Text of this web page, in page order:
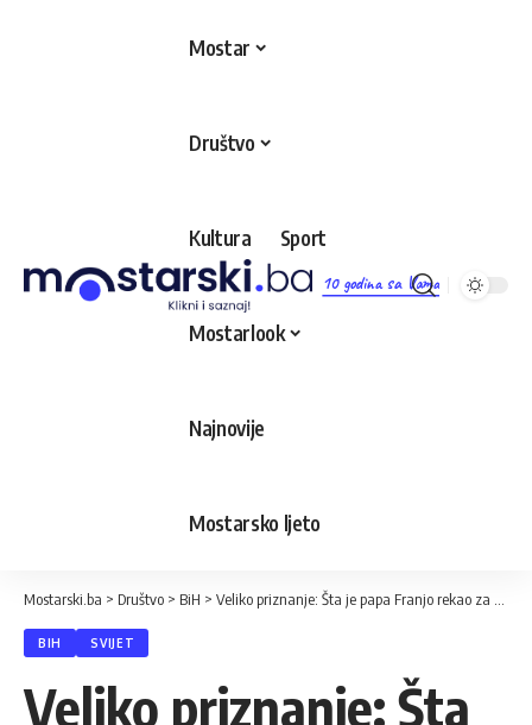
10 godina sa Vama
Mostar
Društvo
Kultura Sport
Mostarlook
Najnovije
Mostarsko ljeto
Mostarski.ba > Društvo > BiH > Veliko priznanje: Šta je papa Franjo rekao za Željka Komšića
BIH SVIJET
Veliko priznanje: Šta